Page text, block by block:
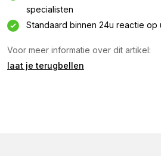
specialisten
Standaard binnen 24u reactie op
Voor meer informatie over dit artikel:
laat je terugbellen
Informatie
via dit formulier.